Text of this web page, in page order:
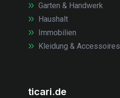
Garten & Handwerk
Haushalt
Immobilien
Kleidung & Accessoires
ticari.de